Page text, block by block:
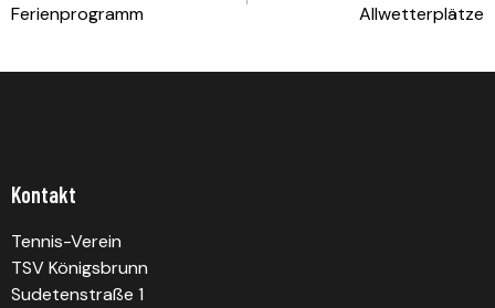
Ferienprogramm
Allwetterplätze
Kontakt
Tennis-Verein
TSV Königsbrunn
Sudetenstraße 1